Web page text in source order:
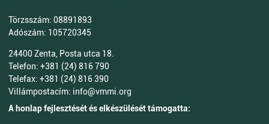
Törzsszám: 08891893
Adószám: 105720345
24400 Zenta, Posta utca 18.
Telefon: +381 (24) 816 790
Telefax: +381 (24) 816 390
Villámpostacím: info@vmmi.org
A honlap fejlesztését és elkészülését támogatta: